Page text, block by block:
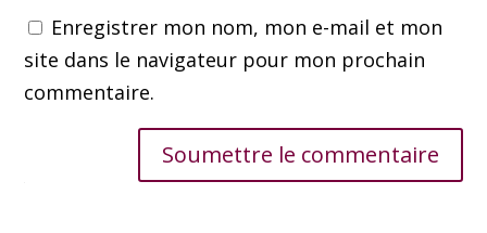
Enregistrer mon nom, mon e-mail et mon
site dans le navigateur pour mon prochain
commentaire.
Soumettre le commentaire